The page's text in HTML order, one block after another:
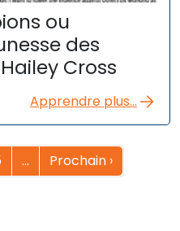
ou
des
Cross
Apprendre plus...
… Prochain ›